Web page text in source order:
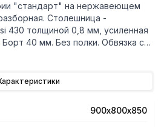
"стандарт" на нержавеющем
Столешница -
430 толщиной 0,8 мм, усиленная
40 мм. Без полки. Обвязка с
сталь. Каркас - уголок 40/40
900х800х850